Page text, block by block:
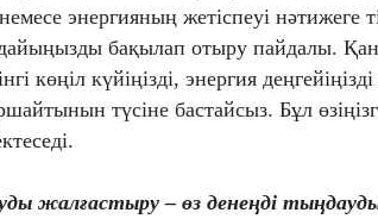
энергияның жетіспеуі нәтижеге
бақылап отыру пайдалы.
көңіл күйіңізді, энергия
түсіне бастайсыз. Бұл
жалғастыру – өз денеңді